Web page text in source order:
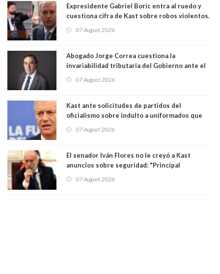
Expresidente Gabriel Boric entra al ruedo y
cuestiona cifra de Kast sobre robos violentos.
07 August 2026
Abogado Jorge Correa cuestiona la
invariabilidad tributaria del Gobierno ante el
democracia” y "defendemos la alternancia en el
07 August 2026
Kast ante solicitudes de partidos del
oficialismo sobre indulto a uniformados que
07 August 2026
El senador Iván Flores no le creyó a Kast
anuncios sobre seguridad: "Principal
perseguir ruta del dinero y levantar secreto
07 August 2026